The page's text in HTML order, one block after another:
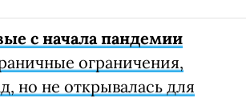
с начала пандемии
ограничения,
но не открывалась для